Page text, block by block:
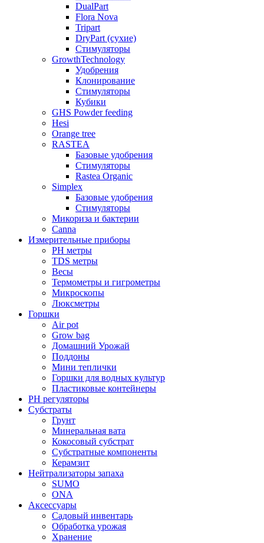
DualPart
Flora Nova
Tripart
DryPart (сухие)
Стимуляторы
GrowthTechnology
Удобрения
Клонирование
Стимуляторы
Кубики
GHS Powder feeding
Hesi
Orange tree
RASTEA
Базовые удобрения
Стимуляторы
Rastea Organic
Simplex
Базовые удобрения
Стимуляторы
Микориза и бактерии
Canna
Измерительные приборы
PH метры
TDS метры
Весы
Термометры и гигрометры
Микроскопы
Люксметры
Горшки
Air pot
Grow bag
Домашний Урожай
Поддоны
Мини теплички
Горшки для водных культур
Пластиковые контейнеры
PH регуляторы
Субстраты
Грунт
Минеральная вата
Кокосовый субстрат
Субстратные компоненты
Керамзит
Нейтрализаторы запаха
SUMO
ONA
Аксессуары
Садовый инвентарь
Обработка урожая
Хранение